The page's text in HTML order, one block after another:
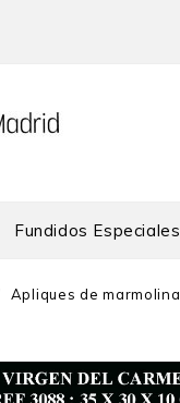
Fundidos Especiales
Apliques de marmolina